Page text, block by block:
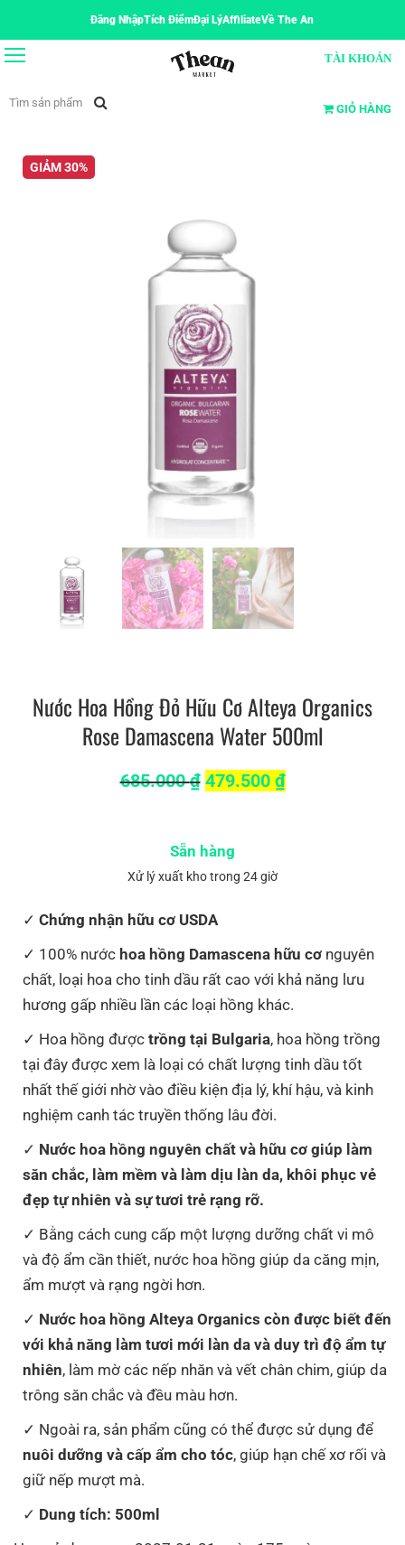
Đăng NhậpTích ĐiểmĐại LýAffiliateVề The An
TÀI KHOẢN
GIỎ HÀNG
GIẢM 30%
Nước Hoa Hồng Đỏ Hữu Cơ Alteya Organics
Rose Damascena Water 500ml
685.000₫ 479.500 ₫
Sẵn hàng
Xử lý xuất kho trong 24 giờ
Chứng nhận hữu cơ USDA
100% nước hoa hồng Damascena hữu cơ nguyên
chất, loại hoa cho tinh dầu rất cao với khả năng lưu
hương gấp nhiều lần các loại hồng khác.
Hoa hồng được trồng tại Bulgaria, hoa hồng trồng
tại đây được xem là loại có chất lượng tinh dầu tốt
nhất thế giới nhờ vào điều kiện địa lý, khí hậu, và kinh
nghiệm canh tác truyền thống lâu đời.
Nước hoa hồng nguyên chất và hữu cơ giúp làm
săn chắc, làm mềm và làm dịu làn da, khôi phục vẻ
đẹp tự nhiên và sự tươi trẻ rạng rỡ.
Bằng cách cung cấp một lượng dưỡng chất vi mô
và độ ẩm cần thiết, nước hoa hồng giúp da căng mịn,
ẩm mượt và rạng ngời hơn.
Nước hoa hồng Alteya Organics còn được biết đến
với khả năng làm tươi mới làn da và duy trì độ ẩm tự
nhiên, làm mờ các nếp nhăn và vết chân chim, giúp da
trông săn chắc và đều màu hơn.
Ngoài ra, sản phẩm cũng có thể được sử dụng để
nuôi dưỡng và cấp ẩm cho tóc, giúp hạn chế xơ rối và
giữ nếp mượt mà.
Dung tích: 500ml